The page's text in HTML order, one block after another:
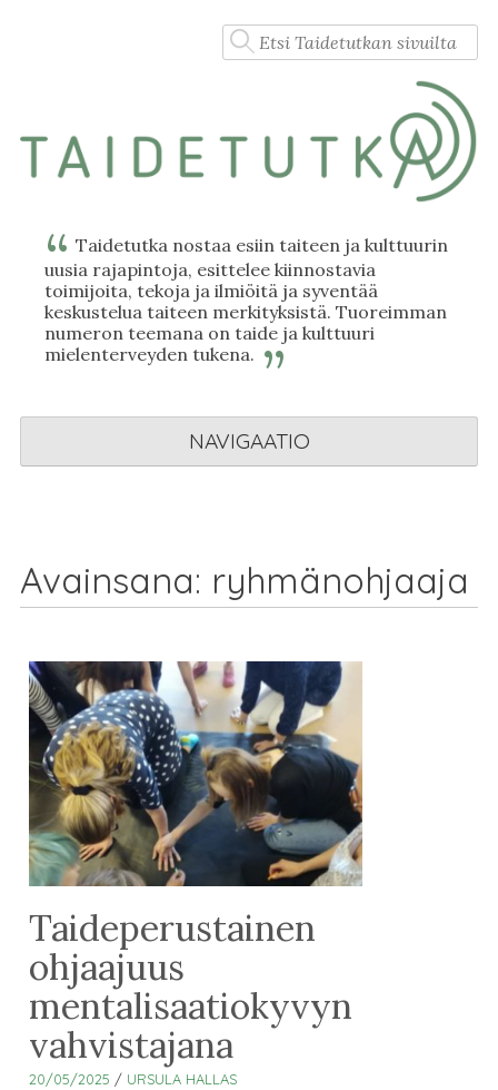
Taidetutka nostaa esiin taiteen ja kulttuurin
uusia rajapintoja, esittelee kiinnostavia
toimijoita, tekoja ja ilmiöitä ja syventää
keskustelua taiteen merkityksistä. Tuoreimman
numeron teemana on taide ja kulttuuri
mielenterveyden tukena.
NAVIGAATIO
Avainsana: ryhmänohjaaja
Taideperustainen
ohjaajuus
mentalisaatiokyvyn
vahvistajana
20/05/2025 / URSULA HALLAS